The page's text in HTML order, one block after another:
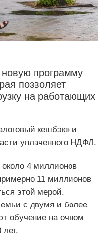
новую программу
позволяет
на работающих
кешбэк» и
уплаченного НДФЛ.
около 4 миллионов
11 миллионов
этой мерой.
с двумя и более
обучение на очном
лет.